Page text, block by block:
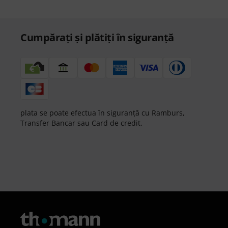
Cumpărați și plătiți în siguranță
plata se poate efectua în siguranță cu Ramburs,
Transfer Bancar sau Card de credit.